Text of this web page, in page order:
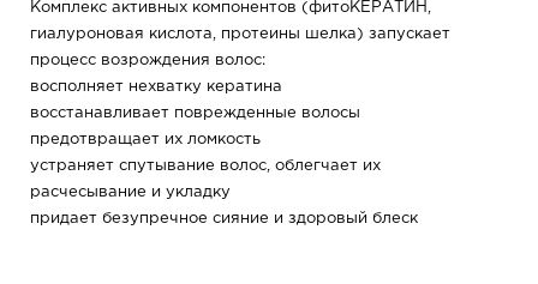
Комплекс активных компонентов (фитоКЕРАТИН,
гиалуроновая кислота, протеины шелка) запускает
процесс возрождения волос:
восполняет нехватку кератина
восстанавливает поврежденные волосы
предотвращает их ломкость
устраняет спутывание волос, облегчает их
расчесывание и укладку
придает безупречное сияние и здоровый блеск